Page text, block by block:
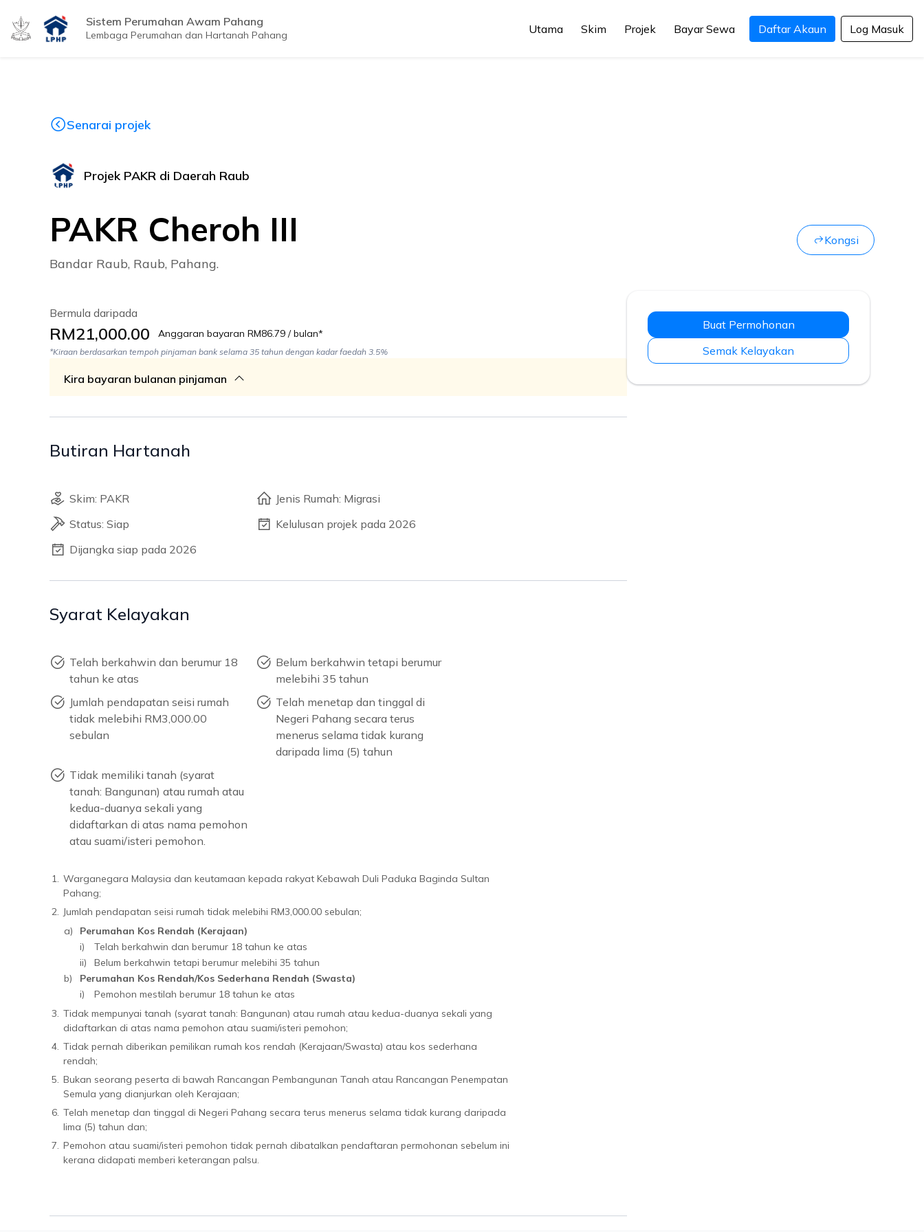
Sistem Perumahan Awam Pahang
Lembaga Perumahan dan Hartanah Pahang Utama Skim Projek Bayar Sewa Daftar Akaun Log Masuk
Senarai projek
Projek PAKR di Daerah Raub
PAKR Cheroh III
Bandar Raub, Raub, Pahang.
Kongsi
Bermula daripada
RM21,000.00 Anggaran bayaran RM86.79 / bulan*
*Kiraan berdasarkan tempoh pinjaman bank selama 35 tahun dengan kadar faedah 3.5%
Kira bayaran bulanan pinjaman
Butiran Hartanah
Skim: PAKR
Jenis Rumah: Migrasi
Status: Siap
Kelulusan projek pada 2026
Dijangka siap pada 2026
Syarat Kelayakan
Telah berkahwin dan berumur 18
tahun ke atas
Belum berkahwin tetapi berumur
melebihi 35 tahun
Jumlah pendapatan seisi rumah
tidak melebihi RM3,000.00
sebulan
Telah menetap dan tinggal di
Negeri Pahang secara terus
menerus selama tidak kurang
daripada lima (5) tahun
Tidak memiliki tanah (syarat
tanah: Bangunan) atau rumah atau
kedua-duanya sekali yang
didaftarkan di atas nama pemohon
atau suami/isteri pemohon.
1. Warganegara Malaysia dan keutamaan kepada rakyat Kebawah Duli Paduka Baginda Sultan
Pahang;
2. Jumlah pendapatan seisi rumah tidak melebihi RM3,000.00 sebulan;
a)
Perumahan Kos Rendah (Kerajaan)
i)
Telah berkahwin dan berumur 18 tahun ke atas
ii)
Belum berkahwin tetapi berumur melebihi 35 tahun
b)
Perumahan Kos Rendah/Kos Sederhana Rendah (Swasta)
i)
Pemohon mestilah berumur 18 tahun ke atas
3. Tidak mempunyai tanah (syarat tanah: Bangunan) atau rumah atau kedua-duanya sekali yang
didaftarkan di atas nama pemohon atau suami/isteri pemohon;
4. Tidak pernah diberikan pemilikan rumah kos rendah (Kerajaan/Swasta) atau kos sederhana
rendah;
5. Bukan seorang peserta di bawah Rancangan Pembangunan Tanah atau Rancangan Penempatan
Semula yang dianjurkan oleh Kerajaan;
6. Telah menetap dan tinggal di Negeri Pahang secara terus menerus selama tidak kurang daripada
lima (5) tahun dan;
7. Pemohon atau suami/isteri pemohon tidak pernah dibatalkan pendaftaran permohonan sebelum ini
kerana didapati memberi keterangan palsu.
Buat Permohonan
Semak Kelayakan